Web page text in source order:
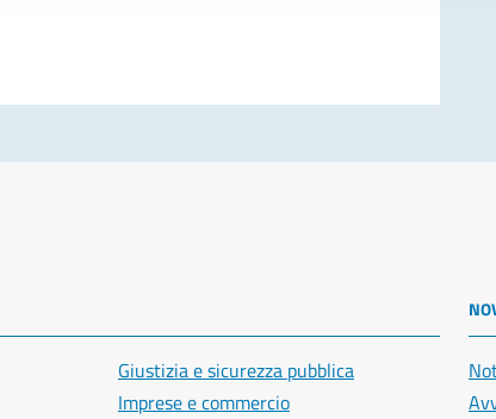
Giustizia e sicurezza pubblica
Imprese e commercio